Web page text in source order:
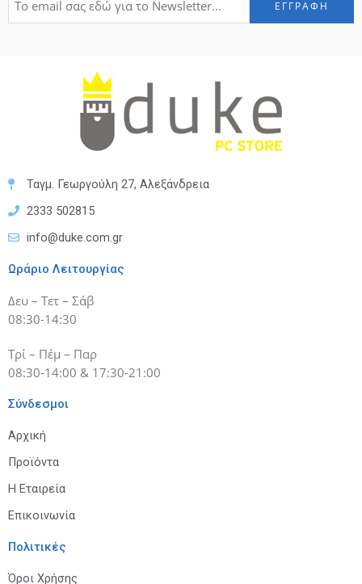
Ταγμ. Γεωργούλη 27, Αλεξάνδρεια
2333 502815
info@duke.com.gr
Ωράριο Λειτουργίας
Δευ – Τετ – Σάβ
08:30-14:30
Τρί – Πέμ – Παρ
08:30-14:00 & 17:30-21:00
Σύνδεσμοι
Αρχική
Προϊόντα
Η Εταιρεία
Επικοινωνία
Πολιτικές
Όροι Χρήσης